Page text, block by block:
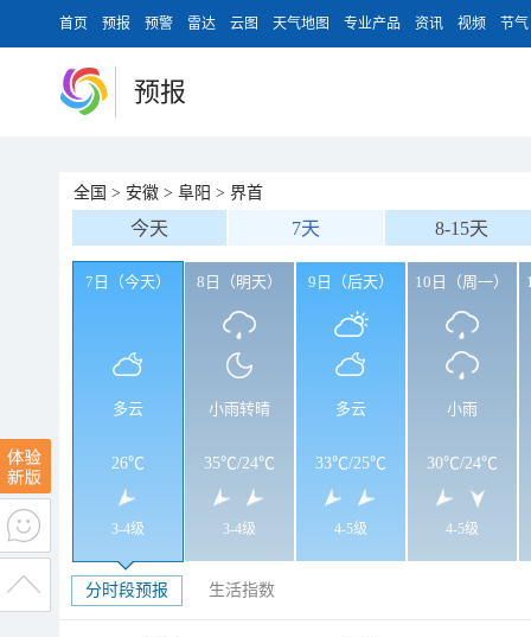
首页 预报 预警 雷达 云图 天气地图 专业产品 资讯 视频 节气
预报
全国 > 安徽 > 阜阳 > 界首
今天 7天 8-15天
7日（今天）
多云
26℃
3-4级
8日（明天）
小雨转晴
35℃/24℃
3-4级
9日（后天）
多云
33℃/25℃
4-5级
10日（周一）
小雨
30℃/24℃
4-5级
分时段预报 生活指数